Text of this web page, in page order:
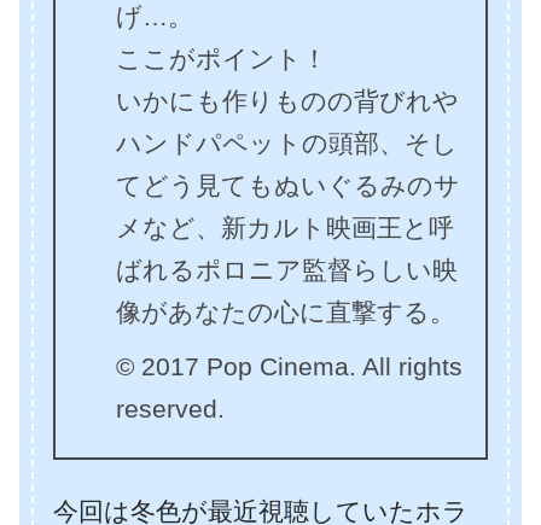
げ…。
ここがポイント！
いかにも作りものの背びれや
ハンドパペットの頭部、そし
てどう見てもぬいぐるみのサ
メなど、新カルト映画王と呼
ばれるポロニア監督らしい映
像があなたの心に直撃する。
© 2017 Pop Cinema. All rights
reserved.
今回は冬色が最近視聴していたホラ